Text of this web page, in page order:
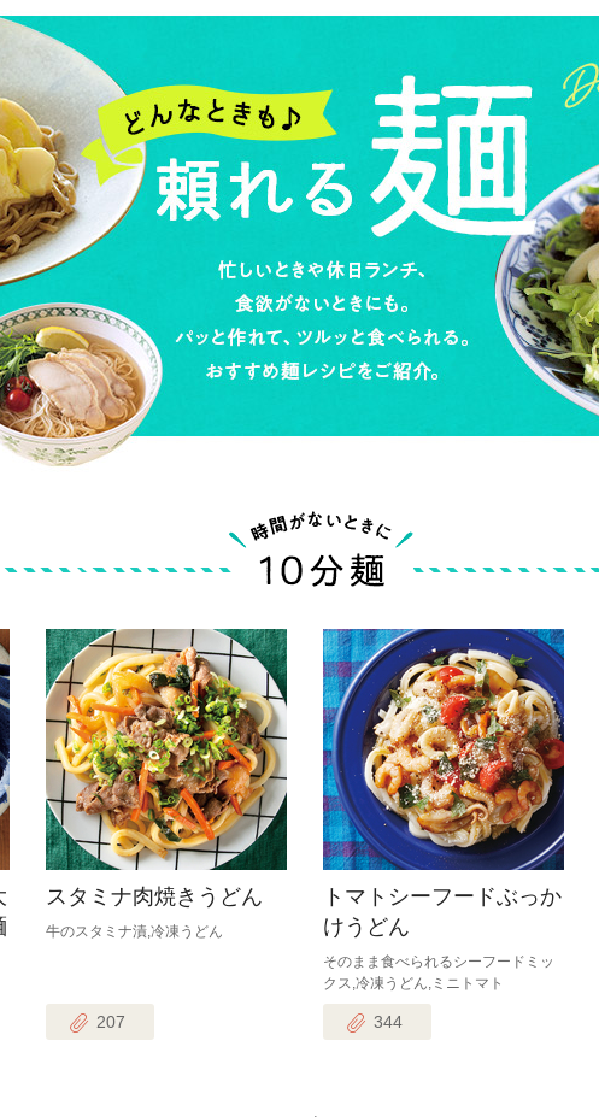
スタミナ肉焼きうどん
牛のスタミナ漬,冷凍うどん
207
トマトシーフードぶっか
けうどん
そのまま食べられるシーフードミッ
クス,冷凍うどん,ミニトマト
344
ときめき時間
の野菜レシピ
1歳半からの幼児食
ット（2人分）
ット（3人分）
肉魚菜菜セット
い平日ごはん
飛田和緒さんレシピ
ひき肉
アスパラガス
なす
たまねぎ
副菜
汁物
お弁当
おやつ・デザート